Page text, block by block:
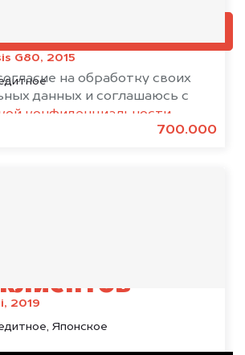
G80, 2015
700.000
2019
Японское
на обработку своих
данных и соглашаюсь с
конфиденциальности
клиентов